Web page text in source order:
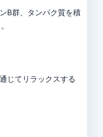
B群、タンパク質を積
じてリラックスする